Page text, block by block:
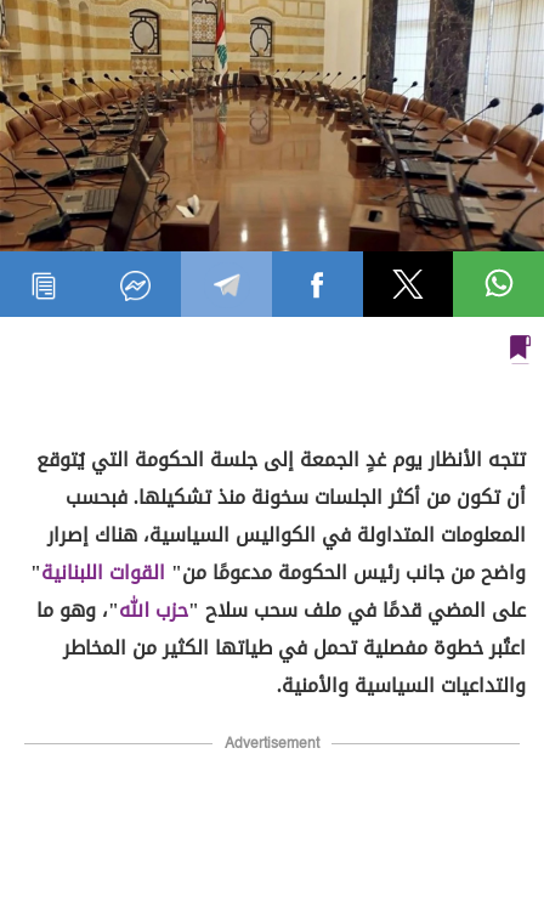
تتجه الأنظار يوم غدٍ الجمعة إلى جلسة الحكومة التي يُتوقع
أن تكون من أكثر الجلسات سخونة منذ تشكيلها. فبحسب
المعلومات المتداولة في الكواليس السياسية، هناك إصرار
واضح من جانب رئيس الحكومة مدعومًا من" القوات اللبنانية"
على المضي قدمًا في ملف سحب سلاح "حزب الله"، وهو ما
اعتُبر خطوة مفصلية تحمل في طياتها الكثير من المخاطر
والتداعيات السياسية والأمنية.
Advertisement